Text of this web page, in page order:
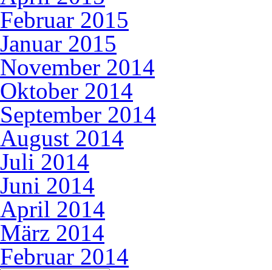
Februar 2015
Januar 2015
November 2014
Oktober 2014
September 2014
August 2014
Juli 2014
Juni 2014
April 2014
März 2014
Februar 2014